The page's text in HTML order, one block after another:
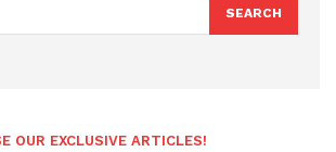
SEARCH
OUR EXCLUSIVE ARTICLES!